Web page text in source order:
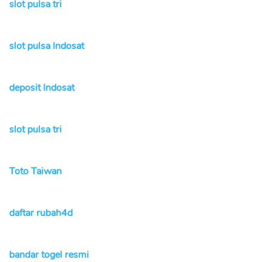
slot pulsa tri
slot pulsa Indosat
deposit Indosat
slot pulsa tri
Toto Taiwan
daftar rubah4d
bandar togel resmi